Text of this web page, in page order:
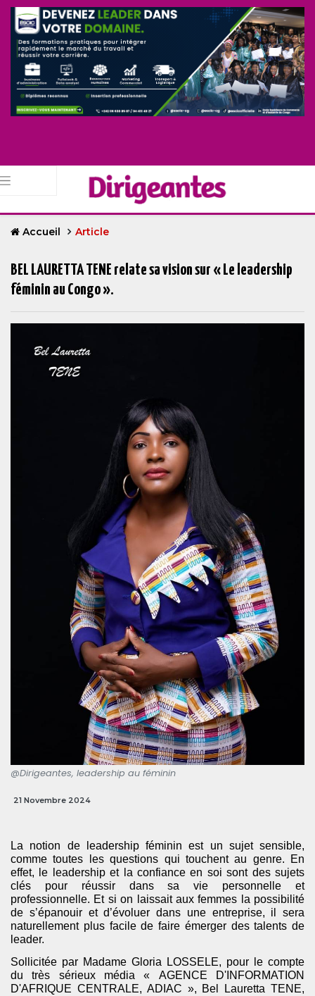
Accueil Article
BEL LAURETTA TENE relate sa vision sur « Le leadership
féminin au Congo ».
@Dirigeantes, leadership au féminin
21 Novembre 2024
La notion de leadership féminin est un sujet sensible,
comme toutes les questions qui touchent au genre. En
effet, le leadership et la confiance en soi sont des sujets
clés pour réussir dans sa vie personnelle et
professionnelle. Et si on laissait aux femmes la possibilité
de s’épanouir et d’évoluer dans une entreprise, il sera
naturellement plus facile de faire émerger des talents de
leader.
Sollicitée par Madame Gloria LOSSELE, pour le compte
du très sérieux média « AGENCE D'INFORMATION
D'AFRIQUE CENTRALE, ADIAC », Bel Lauretta TENE,